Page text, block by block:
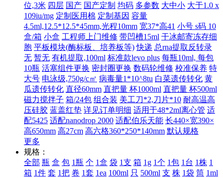
位,3米 四层 国产 国产定制 均码 多参数 大中小 大于1.0 x
109iu/mg 定制医用棉 定制基因 容量
4.5ml,12.5*12.5*45mm,光程10mm 宽37*高41 小号 s码 10
盒/箱 小盒 工程师上门维修 带凹槽15ml 干冰邮寄冻存细
胞 平板模块(酶标板、培养板等) 快递 总rna提取反转录
无 暂无 有机提取,100ml 标准款levo plus 每瓶10ml, 每包
10瓶 活塞组件更换 密封圈更换 数码轮维修 校准保养 特
大号 电泳级,750g/c㎡ 病毒量1*10^8tu 白菜遗传转化 黄
瓜遗传转化 直径60mm 直把量 杯1000ml 直把量 杯500ml
磁力搅拌子 箱/24包 组合装 美工刀*2,刀片*10 耐高温高
压硅胶 蓝盖红垫 详见订单明细 适用于48*2ml离心管 适
配5425 适配nanodrop 2000 适配伯乐天能 长440×宽390×
高650mm 高27cm 高六格360*250*140mm 默认规格
更多
规格：
全部 瓶 盒 包 1瓶 个 1盒 袋 1支 箱 1g 1个 1包 1台 1株 1
箱 1件 套 1把 卷 1套 1ea 100ml 只 500ml 支 株 1袋 筒 1ml